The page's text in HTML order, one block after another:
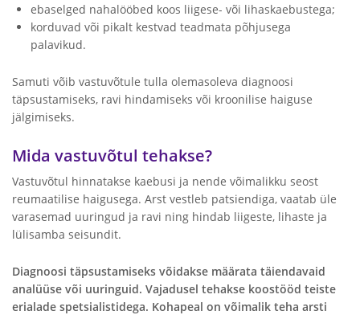
ebaselged nahalööbed koos liigese- või lihaskaebustega;
korduvad või pikalt kestvad teadmata põhjusega
palavikud.
Samuti võib vastuvõtule tulla olemasoleva diagnoosi
täpsustamiseks, ravi hindamiseks või kroonilise haiguse
jälgimiseks.
Mida vastuvõtul tehakse?
Vastuvõtul hinnatakse kaebusi ja nende võimalikku seost
reumaatilise haigusega. Arst vestleb patsiendiga, vaatab üle
varasemad uuringud ja ravi ning hindab liigeste, lihaste ja
lülisamba seisundit.
Diagnoosi täpsustamiseks võidakse määrata täiendavaid
analüüse või uuringuid. Vajadusel tehakse koostööd teiste
erialade spetsialistidega. Kohapeal on võimalik teha arsti